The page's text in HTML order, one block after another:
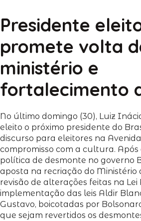
Presidente
promete volta
ministério e
fortalecimento
No último domingo (30), Luiz
eleito o próximo presidente do
discurso para eleitores na
compromisso com a cultura.
política de desmonte no governo
aposta na recriação do Ministério
revisão de alterações feitas na
implementação das leis Aldir
Gustavo, boicotadas por
que sejam revertidos os